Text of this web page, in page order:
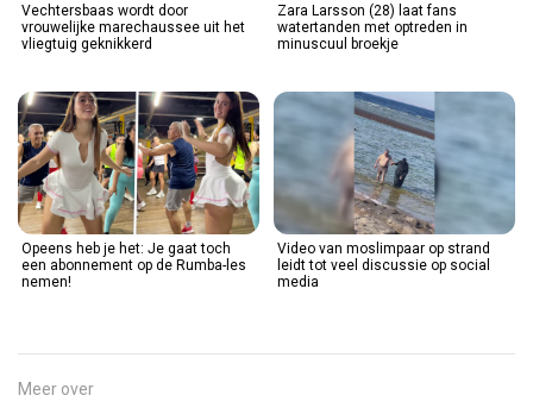
Vechtersbaas wordt door
vrouwelijke marechaussee uit het
vliegtuig geknikkerd
Zara Larsson (28) laat fans
watertanden met optreden in
minuscuul broekje
Opeens heb je het: Je gaat toch
een abonnement op de Rumba-les
nemen!
Video van moslimpaar op strand
leidt tot veel discussie op social
media
Meer over